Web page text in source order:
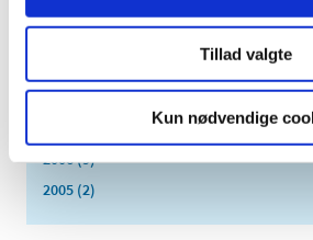
Tillad valgte
Kun nødvendige
2008 (8)
2006 (9)
2005 (2)